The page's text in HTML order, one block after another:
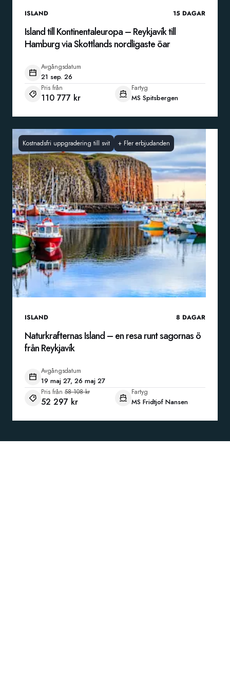
ISLAND 15 DAGAR
Island till Kontinentaleuropa – Reykjavík till
Hamburg via Skottlands nordligaste öar
Avgångsdatum
21 sep. 26
Pris från
110 777 kr
Fartyg
MS Spitsbergen
Kostnadsfri uppgradering till svit + Fler erbjudanden
ISLAND 8 DAGAR
Naturkrafternas Island – en resa runt sagornas ö
från Reykjavík
Avgångsdatum
19 maj 27, 26 maj 27
Pris från 58 108 kr
52 297 kr
Fartyg
MS Fridtjof Nansen